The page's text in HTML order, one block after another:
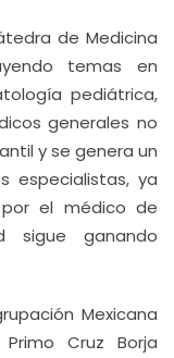
de Medicina
temas en
pediátrica,
generales no
y se genera un
especialistas, ya
el médico de
sigue ganando
Mexicana
Cruz Borja